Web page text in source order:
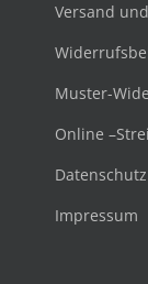
Versand
Muster-
Online
Datenschutz
Impressum